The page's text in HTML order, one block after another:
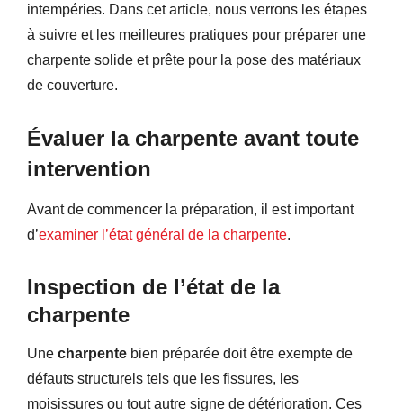
intempéries. Dans cet article, nous verrons les étapes
à suivre et les meilleures pratiques pour préparer une
charpente solide et prête pour la pose des matériaux
de couverture.
Évaluer la charpente avant toute
intervention
Avant de commencer la préparation, il est important
d’examiner l’état général de la charpente.
Inspection de l’état de la
charpente
Une charpente bien préparée doit être exempte de
défauts structurels tels que les fissures, les
moisissures ou tout autre signe de détérioration. Ces